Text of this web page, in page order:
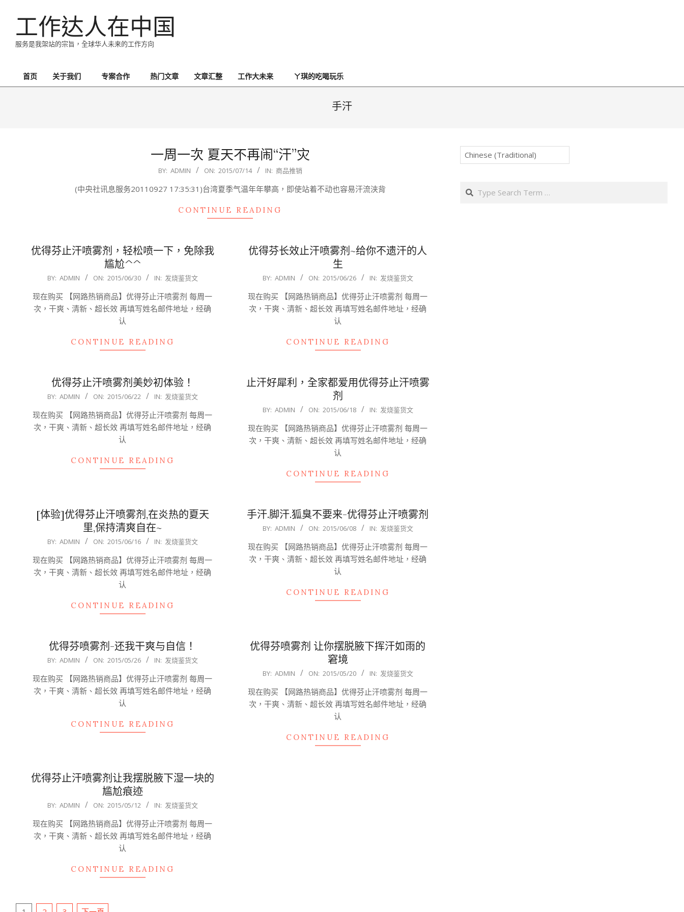
工作达人在中国
服务是我架站的宗旨，全球华人未来的工作方向
Primary
首页 关于我们 专案合作 热门文章 文章汇整 工作大未来 ㄚ琪的吃喝玩乐
手汗
一周一次 夏天不再闹“汗”灾
BY: ADMIN ON: 2015/07/14 IN: 商品推销
(中央社讯息服务20110927 17:35:31)台湾夏季气温年年攀高，即使站着不动也容易汗流浃背
CONTINUE READING
优得芬止汗喷雾剂，轻松喷一下，免除我
尴尬^^
2015-
30
BY: ADMIN ON: 2015/06/30 IN: 发烧鉴货文
现在购买 【网路热销商品】优得芬止汗喷雾剂 每周一
次，干爽、清新、超长效 再填写姓名邮件地址，经确
认
CONTINUE READING
优得芬长效止汗喷雾剂~给你不遗汗的人
生
2015-
26
BY: ADMIN ON: 2015/06/26 IN: 发烧鉴货文
现在购买 【网路热销商品】优得芬止汗喷雾剂 每周一
次，干爽、清新、超长效 再填写姓名邮件地址，经确
认
CONTINUE READING
优得芬止汗喷雾剂美妙初体验！
2015-
22
BY: ADMIN ON: 2015/06/22 IN: 发烧鉴货文
现在购买 【网路热销商品】优得芬止汗喷雾剂 每周一
次，干爽、清新、超长效 再填写姓名邮件地址，经确
认
CONTINUE READING
止汗好犀利，全家都爱用优得芬止汗喷雾
剂
2015-
18
BY: ADMIN ON: 2015/06/18 IN: 发烧鉴货文
现在购买 【网路热销商品】优得芬止汗喷雾剂 每周一
次，干爽、清新、超长效 再填写姓名邮件地址，经确
认
CONTINUE READING
[体验]优得芬止汗喷雾剂,在炎热的夏天
里,保持清爽自在~
2015-
16
BY: ADMIN ON: 2015/06/16 IN: 发烧鉴货文
现在购买 【网路热销商品】优得芬止汗喷雾剂 每周一
次，干爽、清新、超长效 再填写姓名邮件地址，经确
认
CONTINUE READING
手汗.脚汗.狐臭不要来-优得芬止汗喷雾剂
2015-
08
BY: ADMIN ON: 2015/06/08 IN: 发烧鉴货文
现在购买 【网路热销商品】优得芬止汗喷雾剂 每周一
次，干爽、清新、超长效 再填写姓名邮件地址，经确
认
CONTINUE READING
优得芬喷雾剂-还我干爽与自信！
2015-
26
BY: ADMIN ON: 2015/05/26 IN: 发烧鉴货文
现在购买 【网路热销商品】优得芬止汗喷雾剂 每周一
次，干爽、清新、超长效 再填写姓名邮件地址，经确
认
CONTINUE READING
优得芬喷雾剂 让你摆脱腋下挥汗如雨的
窘境
2015-
20
BY: ADMIN ON: 2015/05/20 IN: 发烧鉴货文
现在购买 【网路热销商品】优得芬止汗喷雾剂 每周一
次，干爽、清新、超长效 再填写姓名邮件地址，经确
认
CONTINUE READING
优得芬止汗喷雾剂让我摆脱腋下湿一块的
尴尬痕迹
2015-
12
BY: ADMIN ON: 2015/05/12 IN: 发烧鉴货文
现在购买 【网路热销商品】优得芬止汗喷雾剂 每周一
次，干爽、清新、超长效 再填写姓名邮件地址，经确
认
CONTINUE READING
Search